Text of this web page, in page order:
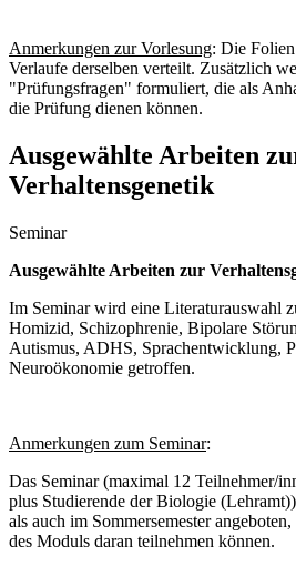
Anmerkungen zur Vorlesung: Die
Verlaufe derselben verteilt. Zusätzlich
"Prüfungsfragen" formuliert, die als
die Prüfung dienen können.
Ausgewählte Arbeiten
Verhaltensgenetik
Seminar
Ausgewählte Arbeiten zur
Im Seminar wird eine Literaturauswahl
Homizid, Schizophrenie, Bipolare
Autismus, ADHS, Sprachentwicklung,
Neuroökonomie getroffen.
Anmerkungen zum Seminar:
Das Seminar (maximal 12 Teilnehmer/
plus Studierende der Biologie
als auch im Sommersemester
des Moduls daran teilnehmen können.